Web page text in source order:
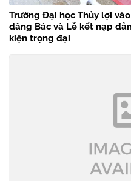
Trường Đại học Thủy lợi
dâng Bác và Lễ kết nạp
kiện trọng đại